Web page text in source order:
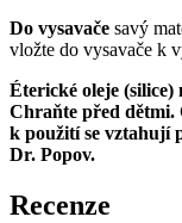
Do vysavače savý
vložte do vysavače k
Éterické oleje (silice)
Chraňte před dětmi.
k použití se vztahují
Dr. Popov.
Recenze